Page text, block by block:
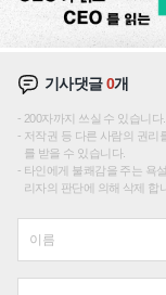
기사댓글0개
200자까지 쓰실 수 있습니다
저작권 등 다른 사람의 권리
를 받을 수 있습니다.
타인에게 불쾌감을 주는 욕
리자의 판단에 의해 삭제 합